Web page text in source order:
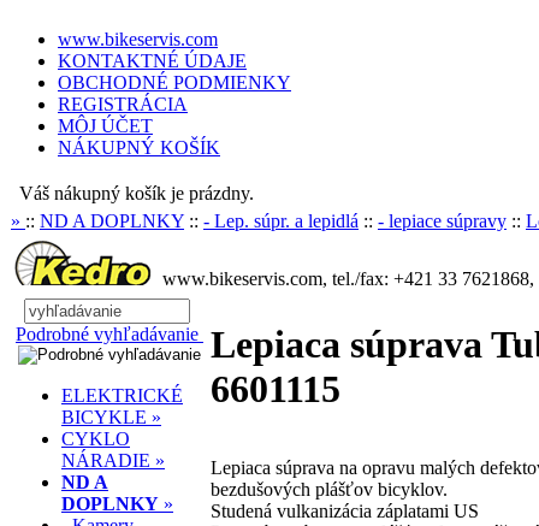
www.bikeservis.com
KONTAKTNÉ ÚDAJE
OBCHODNÉ PODMIENKY
REGISTRÁCIA
MÔJ ÚČET
NÁKUPNÝ KOŠÍK
Váš nákupný košík je prázdny.
» :: ND A DOPLNKY :: - Lep. súpr. a lepidlá :: - lepiace súpravy ::
www.bikeservis.com, tel./fax: +421 33
Podrobné vyhľadávanie
ELEKTRICKÉ
BICYKLE »
CYKLO
NÁRADIE »
ND A
DOPLNKY »
Lepiaca súprava
6601115
Lepiaca súprava na opravu malých
bezdušových plášťov bicyklov.
Studená vulkanizácia záplatami US